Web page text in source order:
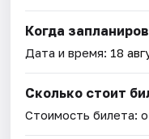
Когда
Дата и время: 18
Сколько стоит
Стоимость билета: